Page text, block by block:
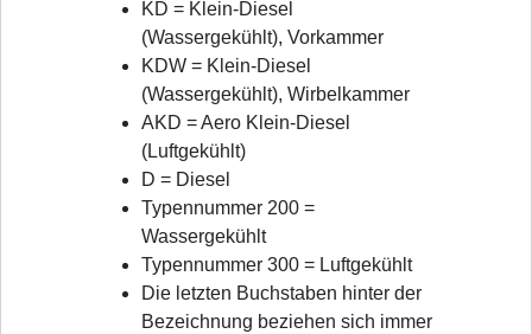
KD = Klein-Diesel
(Wassergekühlt), Vorkammer
KDW = Klein-Diesel
(Wassergekühlt), Wirbelkammer
AKD = Aero Klein-Diesel
(Luftgekühlt)
D = Diesel
Typennummer 200 =
Wassergekühlt
Typennummer 300 = Luftgekühlt
Die letzten Buchstaben hinter der
Bezeichnung beziehen sich immer